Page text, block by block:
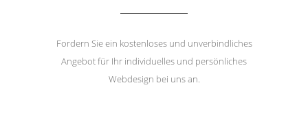
Fordern Sie ein kostenloses und unverbindliches
Angebot für Ihr individuelles und persönliches
Webdesign bei uns an.